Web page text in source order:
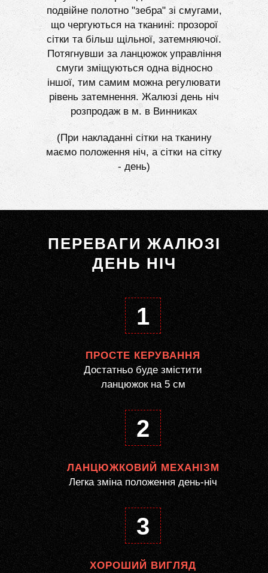
подвійне полотно "зебра" зі смугами,
що чергуються на тканині: прозорої
сітки та більш щільної, затемняючої.
Потягнувши за ланцюжок управління
смуги зміщуються одна відносно
іншої, тим самим можна регулювати
рівень затемнення. Жалюзі день ніч
розпродаж в м. в Винниках
(При накладанні сітки на тканину
маємо положення ніч, а сітки на сітку
- день)
ПЕРЕВАГИ ЖАЛЮЗІ
ДЕНЬ НІЧ
1
ПРОСТЕ КЕРУВАННЯ
Достатньо буде змістити
ланцюжок на 5 см
2
ЛАНЦЮЖКОВИЙ МЕХАНІЗМ
Легка зміна положення день-ніч
3
ХОРОШИЙ ВИГЛЯД